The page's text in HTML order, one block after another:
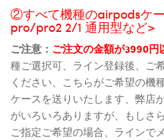
②すべて機種のairpodsケ
pro/pro2 2/1 通用型など>
ご注意： ご注文の金額が3990円
種ご選択可、ライン登録後、ご
ください、こちらがご希望の機
ケースを送りいたします、弊店
がいろいろありますが、もしさ
ご指定ご希望の場合、ラインで